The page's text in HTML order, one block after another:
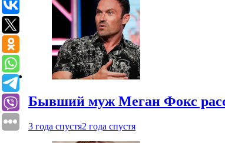
Бывший муж Меган Фокс
3 года спустя2 года спустя